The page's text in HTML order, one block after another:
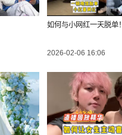
如何与小网红一天脱单！
2026-02-06 16:06